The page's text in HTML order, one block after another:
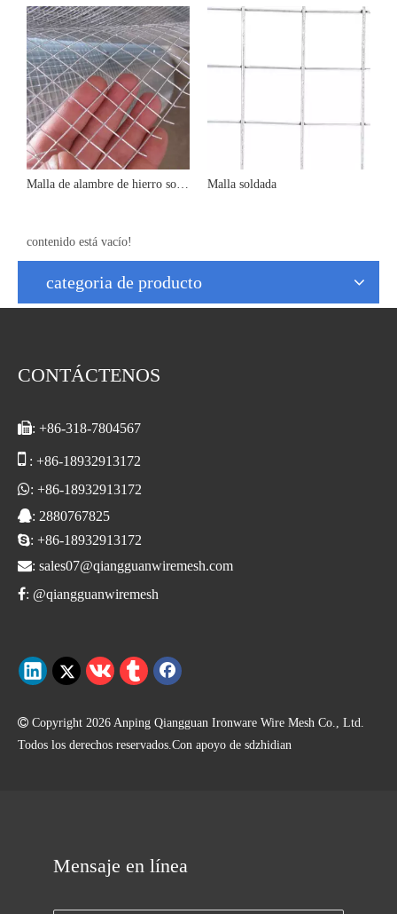
Malla de alambre de hierro soldado galvanizado en caliente recubierto de PVC de 1' x 2' para cercas Malla soldada
contenido está vacío!
categoria de producto
CONTÁCTENOS
: +86-318-7804567
 : +86-18932913172
: +86-18932913172
: 2880767825
: +86-18932913172
: sales07@qiangguanwiremesh.com
: @qiangguanwiremesh
 Copyright 2026 Anping Qiangguan Ironware Wire Mesh Co., Ltd.
Todos los derechos reservados.Con apoyo de sdzhidian
Mensaje en línea